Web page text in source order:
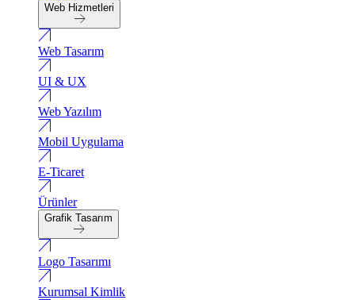
Web Hizmetleri
Web Tasarım
UI & UX
Web Yazılım
Mobil Uygulama
E-Ticaret
Ürünler
Grafik Tasarım
Logo Tasarımı
Kurumsal Kimlik